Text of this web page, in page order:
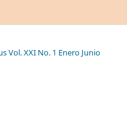
Vol. XXI No. 1 Enero Junio